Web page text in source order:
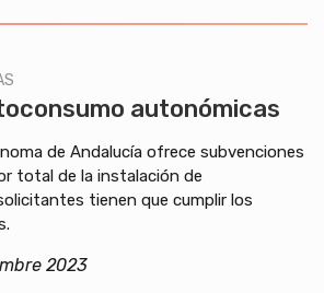
autonómicas
de Andalucía ofrece subvenciones
total de la instalación de
tienen que cumplir los
2023